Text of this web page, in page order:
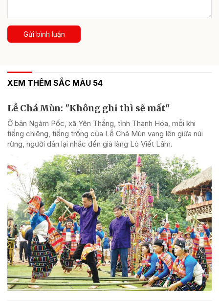
Gửi bình luận
XEM THÊM SẮC MÀU 54
Lễ Chá Mùn: "Không ghi thì sẽ mất"
Ở bản Ngàm Pốc, xã Yên Thắng, tỉnh Thanh Hóa, mỗi khi
tiếng chiêng, tiếng trống của Lễ Chá Mùn vang lên giữa núi
rừng, người dân lại nhắc đến già làng Lò Viết Lâm.